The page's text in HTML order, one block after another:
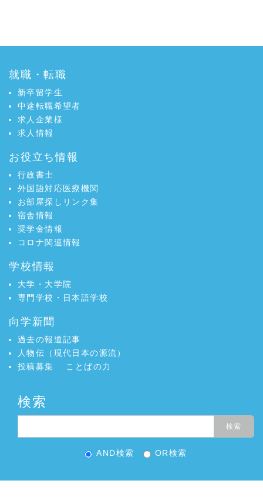
就職・転職
新卒留学生
中途転職希望者
求人企業様
求人情報
お役立ち情報
行政書士
外国語対応医療機関
お部屋探しリンク集
宿舎情報
奨学金情報
コロナ関連情報
学校情報
大学・大学院
専門学校・日本語学校
向学新聞
過去の報道記事
人物伝（現代日本の源流）
投稿募集
ことばの力
検索
AND検索 OR検索